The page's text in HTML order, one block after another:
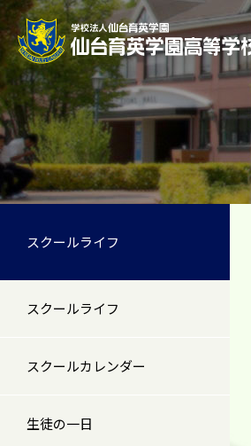
スクールライフ
スクールライフ
スクールカレンダー
生徒の一日